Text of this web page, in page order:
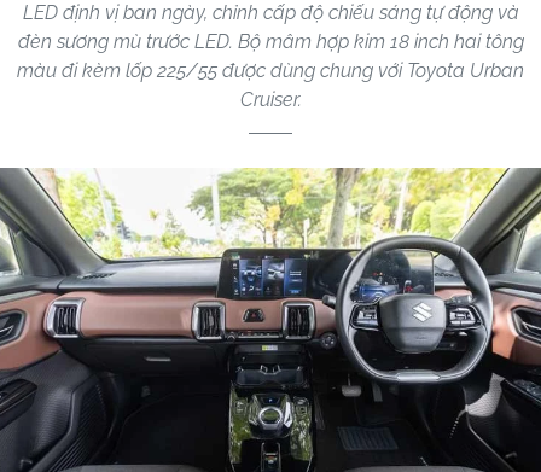
LED định vị ban ngày, chỉnh cấp độ chiếu sáng tự động và
đèn sương mù trước LED. Bộ mâm hợp kim 18 inch hai tông
màu đi kèm lốp 225/55 được dùng chung với Toyota Urban
Cruiser.